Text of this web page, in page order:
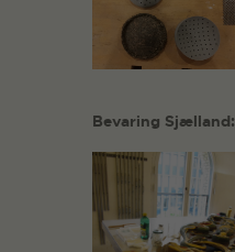
Bevaring Sjælland: